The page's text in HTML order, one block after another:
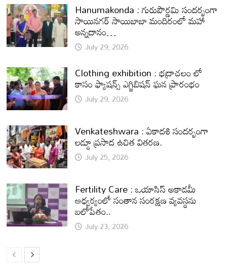
Hanumakonda : గురుపౌర్ణమి సందర్భంగా
సాయినగర్‌ సాయిబాబా మందిరంలో మహా
అన్నదానం…
July 29, 2026
Clothing exhibition : భద్రాచలం లో
కాసం ఫ్యాషన్స్ ఎగ్జిబిషన్ ఘన ప్రారంభం
July 29, 2026
Venkateshwara : ఏకాదశి సందర్భంగా
లడ్డూ ప్రసాద ఉచిత వితరణ.
July 25, 2026
Fertility Care : ఒయాసిస్ అకాడమీ
ఆధ్వర్యంలో సంతాన సంరక్షణ వ్యవస్థను
బలోపేతం..
July 23, 2026